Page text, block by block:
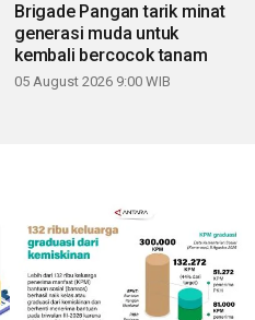
Brigade Pangan tarik minat
generasi muda untuk
kembali bercocok tanam
05 August 2026 9:00 WIB